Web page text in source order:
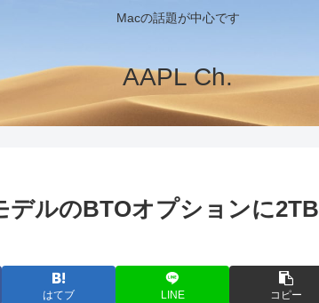
Macの話題が中心です
AAPL Ch.
ルのBTOオプションに2TB
はてブ LINE コピー